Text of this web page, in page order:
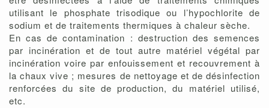
utilisant le phosphate trisodique ou l’hypochlorite de
sodium et de traitements thermiques à chaleur sèche.
En cas de contamination : destruction des semences
par incinération et de tout autre matériel végétal par
incinération voire par enfouissement et recouvrement à
la chaux vive ; mesures de nettoyage et de désinfection
renforcées du site de production, du matériel utilisé,
etc.